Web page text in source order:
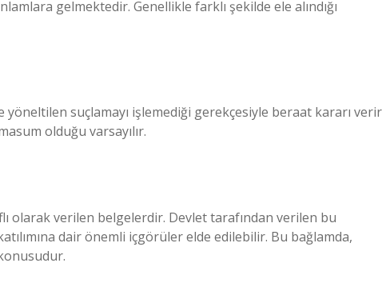
gelmektedir. Genellikle farklı şekilde ele alındığı
yöneltilen suçlamayı işlemediği gerekçesiyle beraat kararı
olduğu varsayılır.
olarak verilen belgelerdir. Devlet tarafından verilen bu
dair önemli içgörüler elde edilebilir. Bu bağlamda,